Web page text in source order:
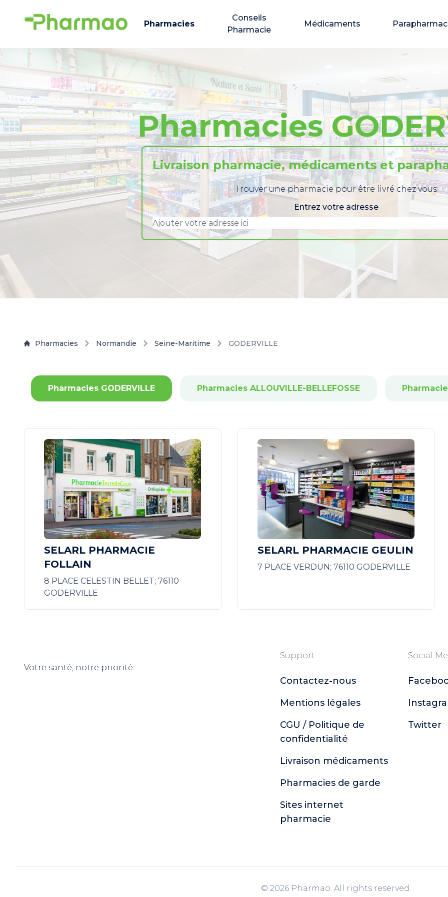
Pharmacies
Conseils
Pharmacie
Médicaments
Pharmacies
Livraison pharmacie, médicaments et
Trouver une pharmacie pour être livré chez vous
Entrez votre adresse
Pharmacies Normandie Seine-Maritime GODERVILLE
Pharmacies GODERVILLE Pharmacies ALLOUVILLE-BELLEFOSSE
SELARL PHARMACIE
FOLLAIN
8 PLACE CELESTIN BELLET; 76110
GODERVILLE
SELARL PHARMACIE GEULIN
7 PLACE VERDUN; 76110 GODERVILLE
Votre santé, notre priorité
Support
Contactez-nous
Mentions légales
CGU / Politique de
confidentialité
Livraison médicaments
Pharmacies de garde
Sites internet
pharmacie
Social
Twitter
© 2026 Pharmao. All rights reserved.